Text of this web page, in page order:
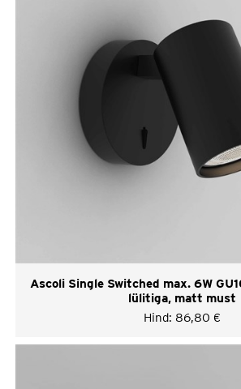
Ascoli Single Switched max. 6W
lülitiga, matt must
Hind: 86,80 €